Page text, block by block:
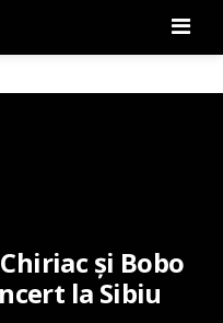
și Bobo
la Sibiu